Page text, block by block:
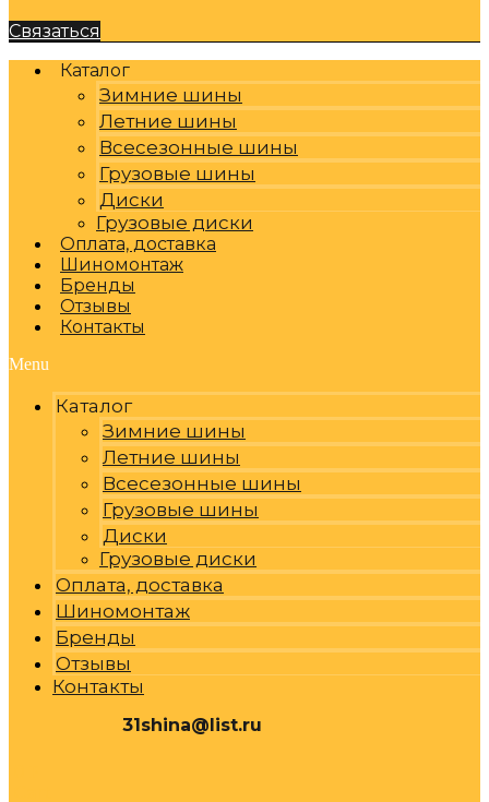
Связаться
Каталог
Зимние шины
Летние шины
Всесезонные шины
Грузовые шины
Диски
Грузовые диски
Оплата, доставка
Шиномонтаж
Бренды
Отзывы
Контакты
Menu
Каталог
Зимние шины
Летние шины
Всесезонные шины
Грузовые шины
Диски
Грузовые диски
Оплата, доставка
Шиномонтаж
Бренды
Отзывы
Контакты
31shina@list.ru